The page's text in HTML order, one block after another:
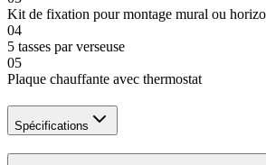
Kit de fixation pour montage mural ou
04
5 tasses par verseuse
05
Plaque chauffante avec thermostat
Spécifications